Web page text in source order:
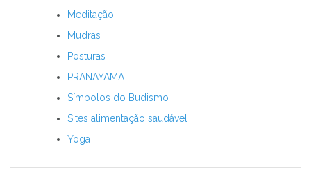
Meditação
Mudras
Posturas
PRANAYAMA
Símbolos do Budismo
Sites alimentação saudável
Yoga